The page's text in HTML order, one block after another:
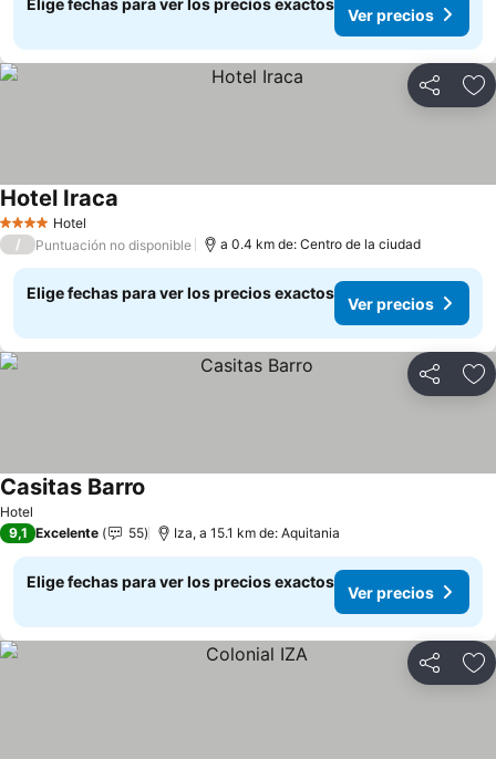
Elige fechas para ver los precios exactos
Ver precios
Compartir
4 EstrellasHotel
Hotel Iraca
/ Puntuación no disponible a 0.4 km de: Centro de la ciudad
Elige fechas para ver los precios exactos
Ver precios
Compartir
Hotel
Casitas Barro
9,1 Excelente 55 Iza, a 15.1 km de: Aquitania
Elige fechas para ver los precios exactos
Ver precios
Compartir